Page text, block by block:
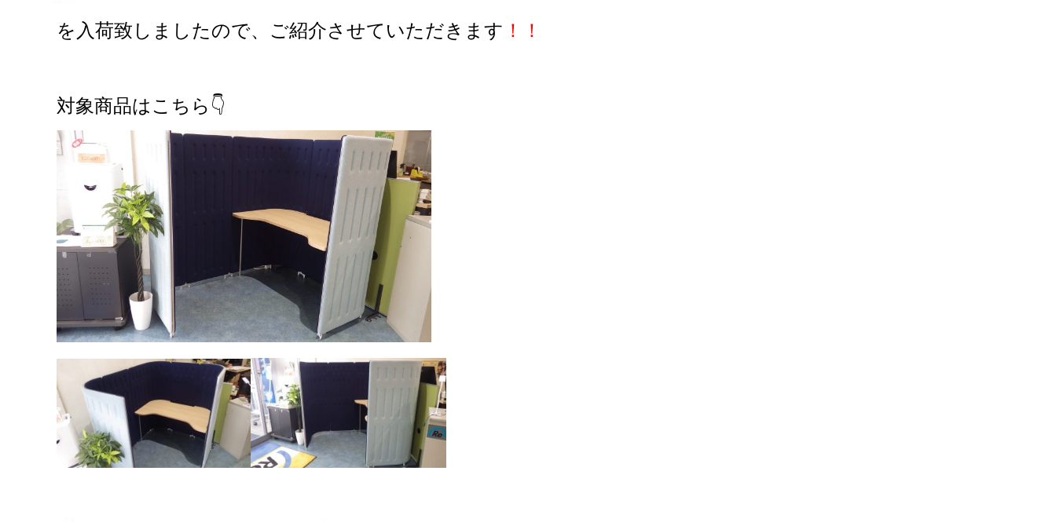
を入荷致しましたので、ご紹介させていただきます ！！
対象商品はこちら👇